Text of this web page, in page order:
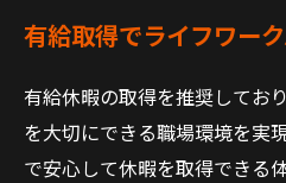
有給取得でライフワー
有給休暇の取得を推奨してお
を大切にできる職場環境を実
で安心して休暇を取得できる